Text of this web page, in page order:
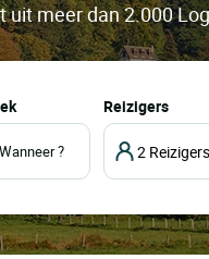
meer dan 2.000
Reizigers
2 Reizigers